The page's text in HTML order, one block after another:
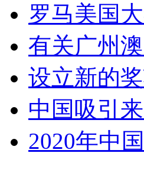
罗马美国
有关广州
设立新的
中国吸引
2020年中